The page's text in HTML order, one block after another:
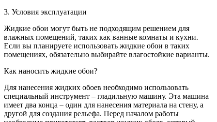
3. Условия эксплуатации
Жидкие обои могут быть не подходящим решением для
влажных помещений, таких как ванные комнаты и кухни.
Если вы планируете использовать жидкие обои в таких
помещениях, обязательно выбирайте влагостойкие варианты.
Как наносить жидкие обои?
Для нанесения жидких обоев необходимо использовать
специальный инструмент – гладильную машину. Эта машина
имеет два конца – один для нанесения материала на стену, а
другой для создания рельефа. Перед началом работы